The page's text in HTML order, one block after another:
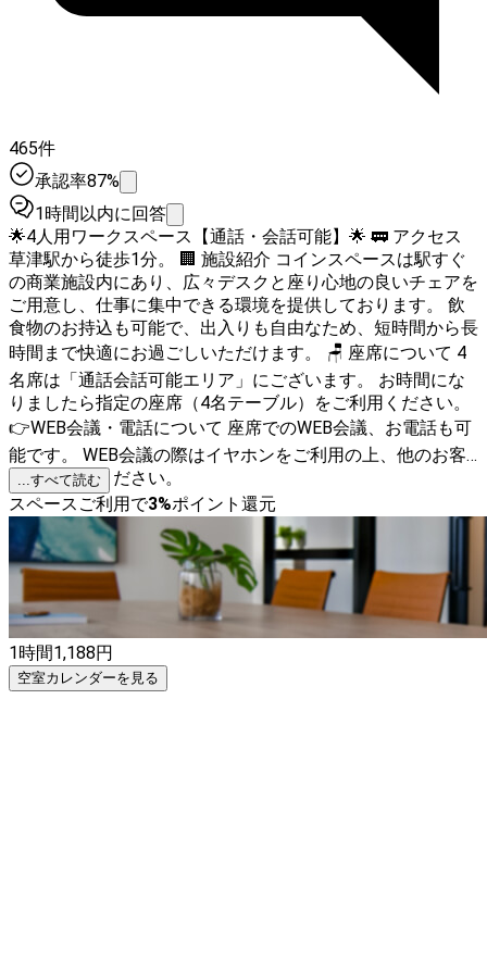
465件
承認率87%
1時間以内に回答
🌟4人用ワークスペース【通話・会話可能】🌟 🚃 アクセス
草津駅から徒歩1分。 🏢 施設紹介 コインスペースは駅すぐ
の商業施設内にあり、広々デスクと座り心地の良いチェアを
ご用意し、仕事に集中できる環境を提供しております。 飲
食物のお持込も可能で、出入りも自由なため、短時間から長
時間まで快適にお過ごしいただけます。 🪑 座席について 4
名席は「通話会話可能エリア」にございます。 お時間にな
りましたら指定の座席（4名テーブル）をご利用ください。
👉WEB会議・電話について 座席でのWEB会議、お電話も可
能です。 WEB会議の際はイヤホンをご利用の上、他のお客
様にご配慮ください。
...すべて読む
スペースご利用で3%ポイント還元
1時間1,188円
空室カレンダーを見る